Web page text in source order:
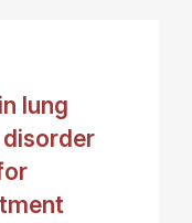
lung